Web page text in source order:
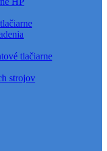
tlačiarne
strojov